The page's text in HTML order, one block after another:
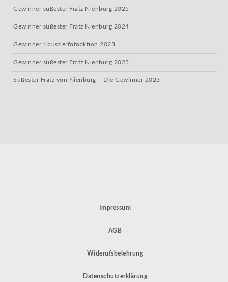
Gewinner süßester Fratz Nienburg 2025
Gewinner süßester Fratz Nienburg 2024
Gewinner Haustierfotoaktion 2023
Gewinner süßester Fratz Nienburg 2023
Süßester Fratz von Nienburg – Die Gewinner 2023
Impressum
AGB
Widerufsbelehrung
Datenschutzerklärung